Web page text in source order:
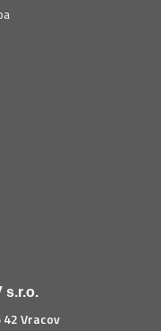
s.r.o.
Vracov